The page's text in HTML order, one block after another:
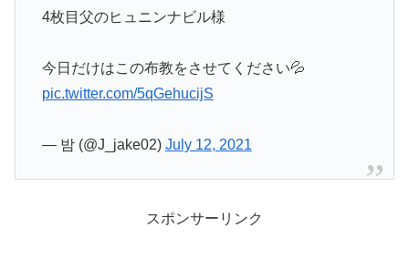
4枚目父のヒュニンナビル様
今日だけはこの布教をさせてください💦
pic.twitter.com/5qGehucijS
— 밤 (@J_jake02) July 12, 2021
スポンサーリンク